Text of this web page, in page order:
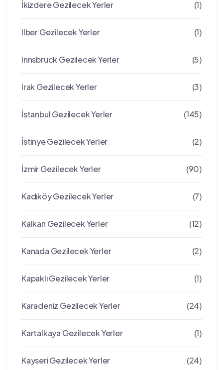
İkizdere Gezilecek Yerler (1)
Ilber Gezilecek Yerler (1)
Innsbruck Gezilecek Yerler (5)
Irak Gezilecek Yerler (3)
İstanbul Gezilecek Yerler (145)
İstinye Gezilecek Yerler (2)
İzmir Gezilecek Yerler (90)
Kadıköy Gezilecek Yerler (7)
Kalkan Gezilecek Yerler (12)
Kanada Gezilecek Yerler (2)
Kapaklı Gezilecek Yerler (1)
Karadeniz Gezilecek Yerler (24)
Kartalkaya Gezilecek Yerler (1)
Kayseri Gezilecek Yerler (24)